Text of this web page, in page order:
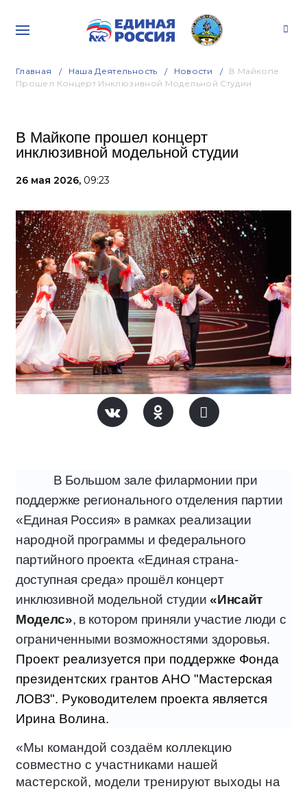
Главная Наша Деятельность Новости
В Майкопе
Прошел Концерт Инклюзивной Модельной Студии
В Майкопе прошел концерт
инклюзивной модельной студии
26 мая 2026, 09:23
В Большом зале филармонии при
поддержке регионального отделения партии
«Единая Россия» в рамках реализации
народной программы и федерального
партийного проекта «Единая страна-
доступная среда» прошёл концерт
инклюзивной модельной студии«Инсайт
Моделс», в котором приняли участие люди с
ограниченными возможностями здоровья.
Проект реализуется при поддержке Фонда
президентских грантов АНО "Мастерская
ЛОВЗ". Руководителем проекта является
Ирина Волина.
«Мы командой создаём коллекцию
совместно с участниками нашей
мастерской, модели тренируют выходы на